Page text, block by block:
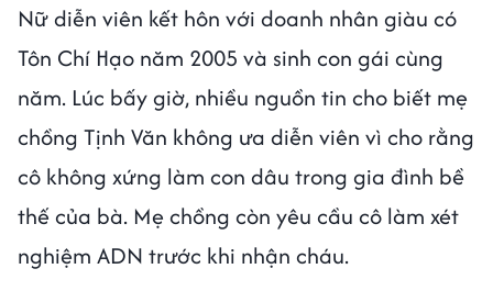
Nữ diễn viên kết hôn với doanh nhân giàu có
Tôn Chí Hạo năm 2005 và sinh con gái cùng
năm. Lúc bấy giờ, nhiều nguồn tin cho biết mẹ
chồng Tịnh Văn không ưa diễn viên vì cho rằng
cô không xứng làm con dâu trong gia đình bề
thế của bà. Mẹ chồng còn yêu cầu cô làm xét
nghiệm ADN trước khi nhận cháu.